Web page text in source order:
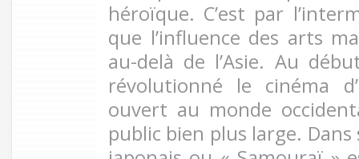
héroïque. C’est par
que l’influence des arts
au-delà de l’Asie. Au
révolutionné le cinéma
ouvert au monde
public bien plus large.